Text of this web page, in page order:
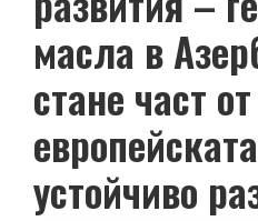
масла в
стане част от
устойчиво